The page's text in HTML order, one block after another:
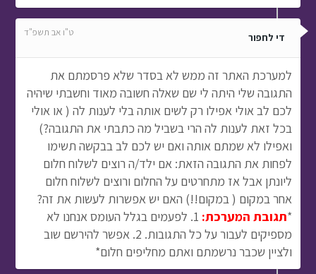
די לחפור ט"ו אב תשפ"ד
למערכת האתר זה ממש לא בסדר שלא פרסמתם את
התגובה שלי היתה לי שם שאלה חשובה מאוד וחשבתי שיהיה
לכם לב אולי אפילו רק לשים אותה בלי לענות לה ( או אולי
בכל זאת לענות לה הרי בשביל מה כתבתי את התגובה?)
ואפילו לא שמתם אותה ואם יש לכם לב בבקשה תשימו
לפחות את התגובה הזאת: אם ילד/ה רוצים לשלוח חלום
ליונתן אבל אז מתחרטים על החלום ורוצים לשלוח חלום
אחר במקום ( במקום!!) האם יש אפשרות לעשות את זה?
*תגובת המערכת:
1. לפעמים בגלל העומס אנחנו לא
מספיקים לעבור על כל התגובות. 2. אפשר להירשם שוב
ולציין שכבר נרשמתם ואתם מחליפים חלום*